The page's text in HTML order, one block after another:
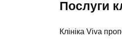
Послуги
Клініка Viva